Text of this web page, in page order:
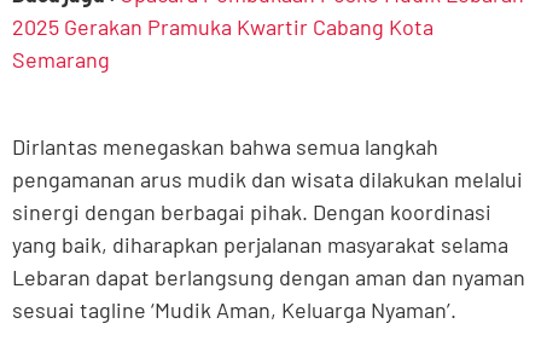
2025 Gerakan Pramuka Kwartir Cabang Kota
Semarang
Dirlantas menegaskan bahwa semua langkah
pengamanan arus mudik dan wisata dilakukan melalui
sinergi dengan berbagai pihak. Dengan koordinasi
yang baik, diharapkan perjalanan masyarakat selama
Lebaran dapat berlangsung dengan aman dan nyaman
sesuai tagline ‘Mudik Aman, Keluarga Nyaman’.